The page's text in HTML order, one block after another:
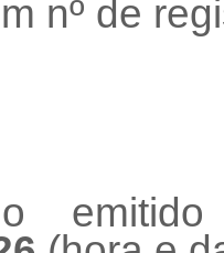
nº de